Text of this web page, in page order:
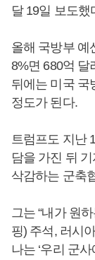
달 19일 보도했
올해 국방부 예
8%면 680억 달
뒤에는 미국 국
정도가 된다.
트럼프도 지난
담을 가진 뒤
삭감하는 군축
그는 “내가 원
핑) 주석, 러시
나는 ‘우리 군